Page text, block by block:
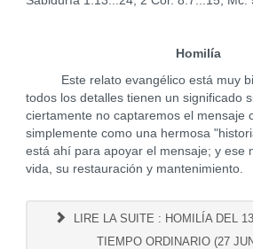
Homilía
Este relato evangélico está muy
todos los detalles tienen un significado
ciertamente no captaremos el mensaje
simplemente como una hermosa
está ahí para apoyar el mensaje; y ese
vida, su restauración y mantenimiento.
LIRE LA SUITE : HOMILÍA DEL
TIEMPO ORDINARIO (27